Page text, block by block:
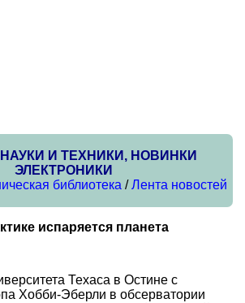
И ТЕХНИКИ, НОВИНКИ
ЭЛЕКТРОНИКИ
библиотека /Лента новостей
испаряется планета
Техаса в Остине с
Хобби-Эберли в обсерватории